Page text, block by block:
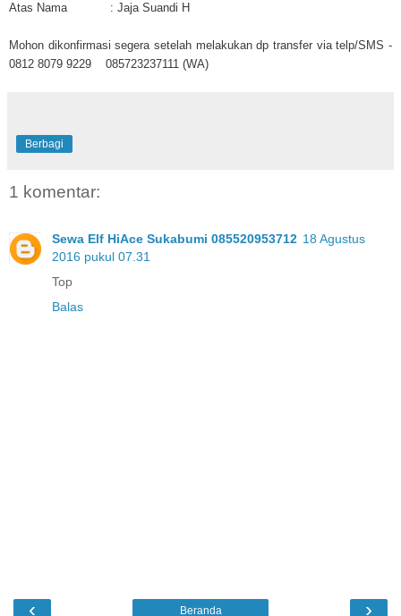
Atas Nama : Jaja Suandi H
Mohon dikonfirmasi segera setelah melakukan dp transfer via telp/SMS -
0812 8079 9229 085723237111 (WA)
Berbagi
1 komentar:
Sewa Elf HiAce Sukabumi 085520953712 18 Agustus
2016 pukul 07.31
Top
Balas
‹ ›
Beranda